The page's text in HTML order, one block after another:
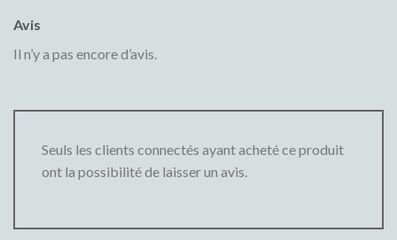
Avis
Il n’y a pas encore d’avis.
Seuls les clients connectés ayant acheté ce produit
ont la possibilité de laisser un avis.